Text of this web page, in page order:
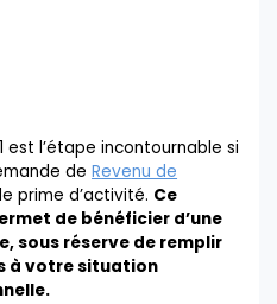
est l’étape incontournable si
deRevenu de
prime d’activité. Ce
de bénéficier d’une
sous réserve de remplir
à votre situation